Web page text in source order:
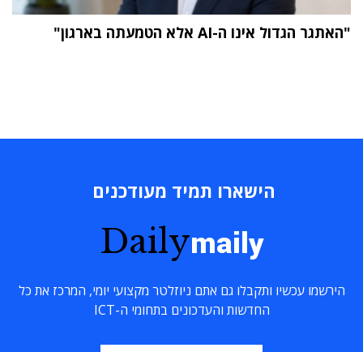
"האתגר הגדול אינו ה-AI אלא הטמעתה בארגון"
הישארו תמיד מעודכנים
Dailymaily
הירשמו עכשיו ותקבלו גם אתם ניוזלטר מקצועי יומי, המרכז את כל
החדשות והעדכונים בתחומי ה-ICT